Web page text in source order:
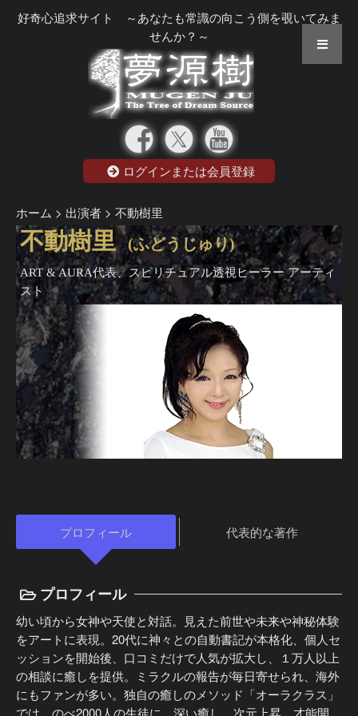
好奇心追求サイト ～あなたも常識の向こう側を覗いてみま
せんか？～
ログインまたは会員登録
ホーム > 出演者 > 不動樹里
不動樹里(ふどうじゅり)
ART & AURA代表、スピリチュアル透視ヒーラー アーティ
スト
プロフィール 代表的な著作
プロフィール
幼い頃から女神や天使と対話。見えた前世や未来や神秘体験
をアートに表現。20代に神々との自動書記が本格化、個人セ
ッションを開始後、口コミだけで人気が拡大し、１万人以上
の相談に癒しを提供。ミラクルの報告が毎日寄せられ、海外
にもファンが多い。独自の癒しのメソッド「オーラクラス」
では、のべ2000人の生徒に、深い癒し、次元上昇、才能開